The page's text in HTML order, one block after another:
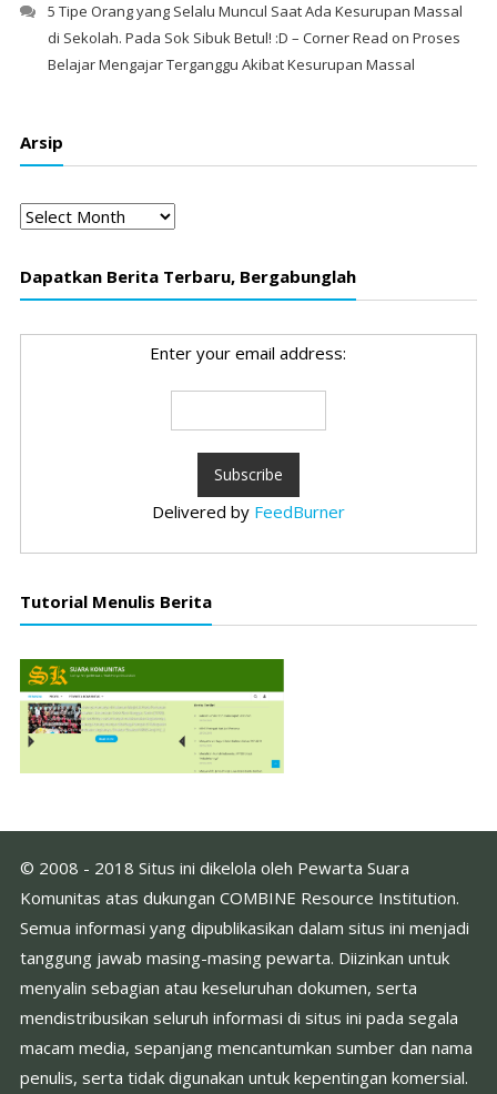
5 Tipe Orang yang Selalu Muncul Saat Ada Kesurupan Massal
di Sekolah. Pada Sok Sibuk Betul! :D – Corner Read on Proses
Belajar Mengajar Terganggu Akibat Kesurupan Massal
Arsip
Arsip
Dapatkan Berita Terbaru, Bergabunglah
Enter your email address:
Delivered by FeedBurner
Tutorial Menulis Berita
© 2008 - 2018 Situs ini dikelola oleh Pewarta Suara
Komunitas atas dukungan COMBINE Resource Institution.
Semua informasi yang dipublikasikan dalam situs ini menjadi
tanggung jawab masing-masing pewarta. Diizinkan untuk
menyalin sebagian atau keseluruhan dokumen, serta
mendistribusikan seluruh informasi di situs ini pada segala
macam media, sepanjang mencantumkan sumber dan nama
penulis, serta tidak digunakan untuk kepentingan komersial.